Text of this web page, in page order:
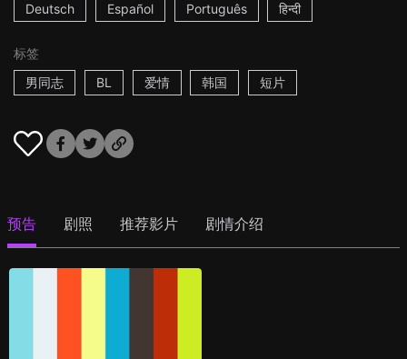
Deutsch Español Português हिन्दी
标签
男同志
BL 爱情 韩国 短片
预告 剧照 推荐影片 剧情介绍